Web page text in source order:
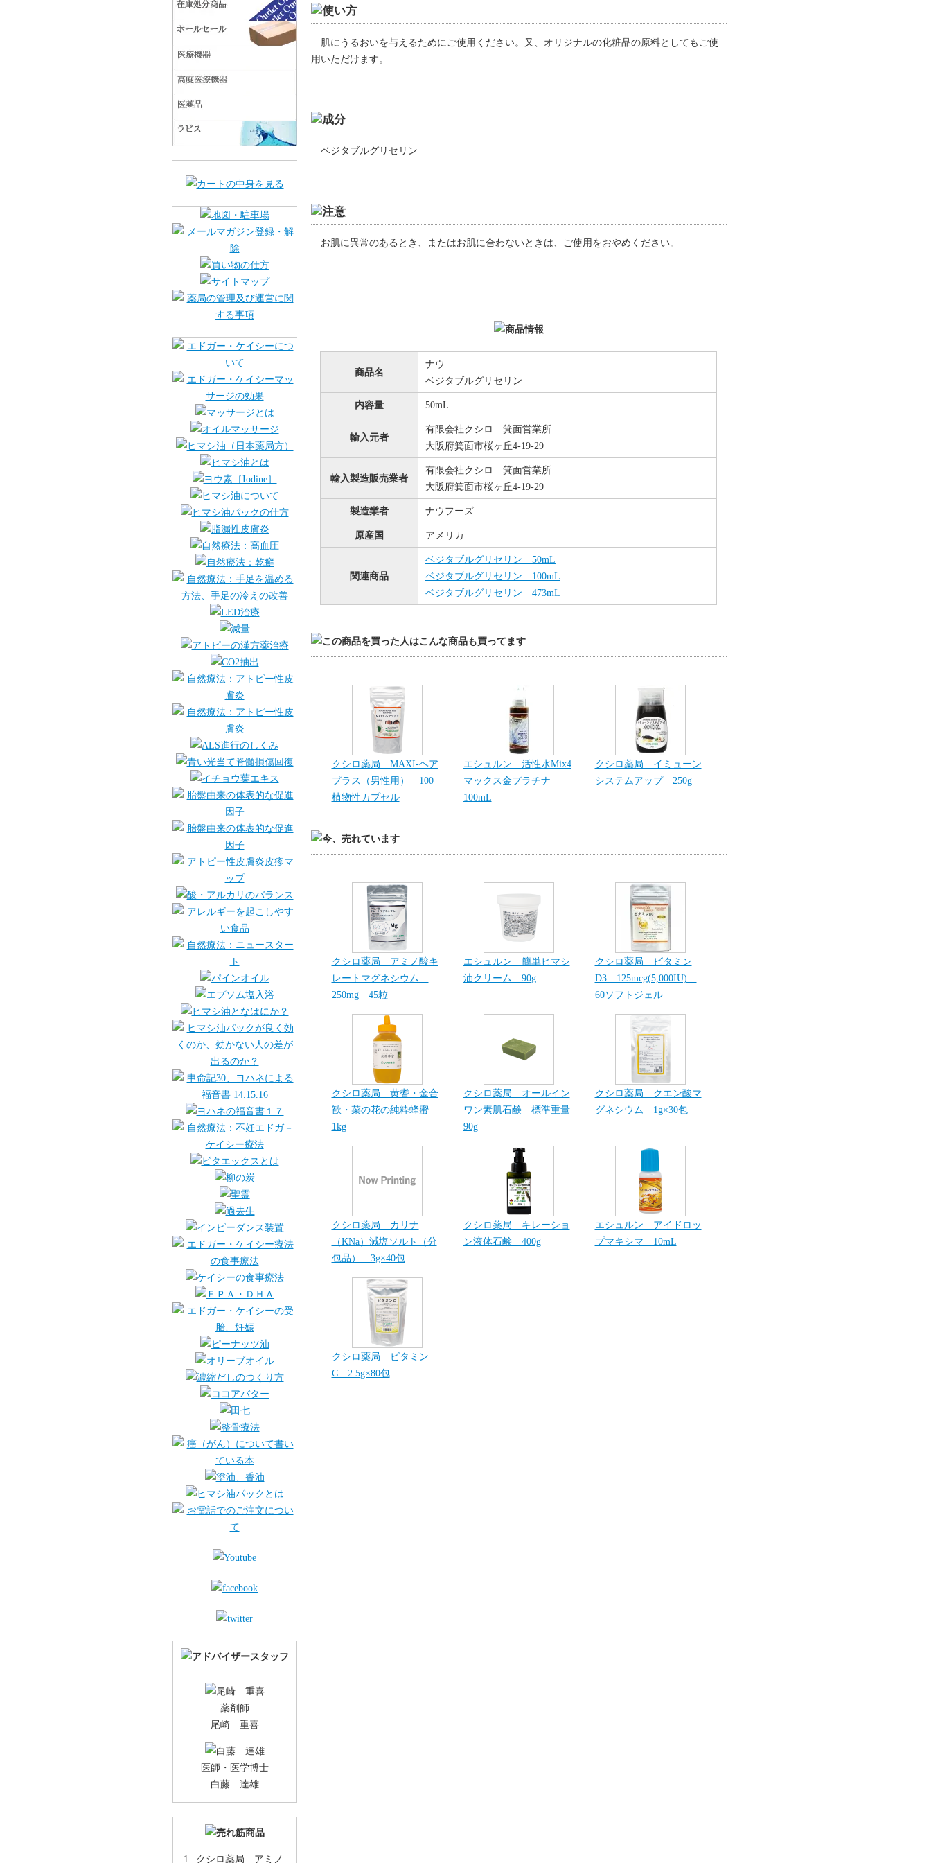
肌にうるおいを与えるためにご使用ください。又、オリジナルの化粧品の原料としてもご使
用いただけます。
ベジタブルグリセリン
お肌に異常のあるとき、またはお肌に合わないときは、ご使用をおやめください。
商品名
ナウ
ベジタブルグリセリン
内容量 50mL
輸入元者
有限会社クシロ 箕面営業所
大阪府箕面市桜ヶ丘4-19-29
輸入製造販売業者
有限会社クシロ 箕面営業所
大阪府箕面市桜ヶ丘4-19-29
製造業者 ナウフーズ
原産国 アメリカ
関連商品
ベジタブルグリセリン 50mL
ベジタブルグリセリン 100mL
ベジタブルグリセリン 473mL
クシロ薬局 MAXI-ヘア
プラス（男性用） 100
植物性カプセル
エシュルン 活性水Mix4
マックス金プラチナ
100mL
クシロ薬局 イミューン
システムアップ 250g
クシロ薬局 アミノ酸キ
レートマグネシウム
250mg 45粒
エシュルン 簡単ヒマシ
油クリーム 90g
クシロ薬局 ビタミン
D3 125mcg(5,000IU)
60ソフトジェル
クシロ薬局 黄耆・金合
歓・菜の花の純粋蜂蜜
1kg
クシロ薬局 オールイン
ワン素肌石鹸 標準重量
90g
クシロ薬局 クエン酸マ
グネシウム 1g×30包
クシロ薬局 カリナ
（KNa）減塩ソルト（分
包品） 3g×40包
クシロ薬局 キレーショ
ン液体石鹸 400g
エシュルン アイドロッ
プマキシマ 10mL
クシロ薬局 ビタミン
C 2.5g×80包
薬剤師
尾崎 重喜
医師・医学博士
白藤 達雄
クシロ薬局 アミノ